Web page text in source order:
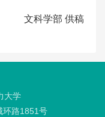
文科学部 供稿
大学
环路1851号